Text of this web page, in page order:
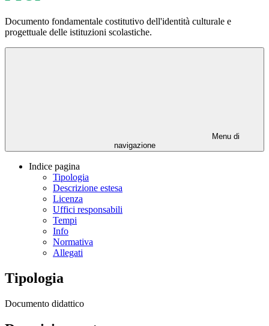
Documento fondamentale costitutivo dell'identità culturale e
progettuale delle istituzioni scolastiche.
Menu di
navigazione
Indice pagina
Tipologia
Descrizione estesa
Licenza
Uffici responsabili
Tempi
Info
Normativa
Allegati
Tipologia
Documento didattico